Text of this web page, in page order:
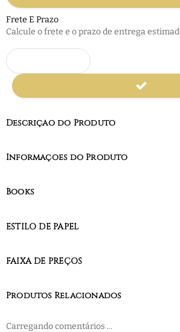
Frete E Prazo
Calcule o frete e o prazo de entrega
Descrição do Produto
Informações do Produto
Books
ESTILO DE PAPEL
FAIXA DE PREÇOS
Produtos Relacionados
Carregando comentários ...